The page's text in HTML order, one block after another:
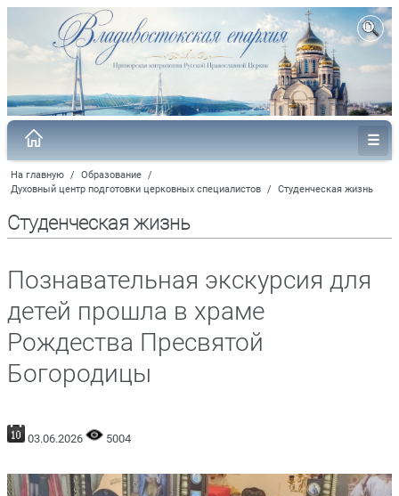
На главную / Образование /
Духовный центр подготовки церковных специалистов / Студенческая жизнь
Студенческая жизнь
Познавательная экскурсия для
детей прошла в храме
Рождества Пресвятой
Богородицы
03.06.2026 5004